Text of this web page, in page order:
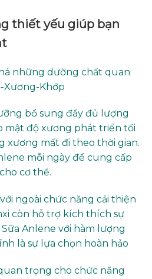
thiết yếu giúp bạn
những dưỡng chất quan
Xương-Khớp
bổ sung đầy đủ lượng
mật độ xương phát triển tối
xương mất đi theo thời gian.
mỗi ngày để cung cấp
cơ thể.
ngoài chức năng cải thiện
còn hỗ trợ kích thích sự
Anlene với hàm lượng
là sự lựa chọn hoàn hảo
trọng cho chức năng